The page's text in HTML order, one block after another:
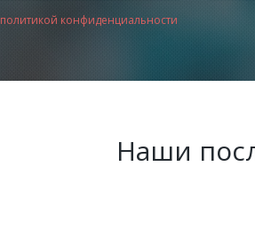
политикой конфиденциальности
Наши